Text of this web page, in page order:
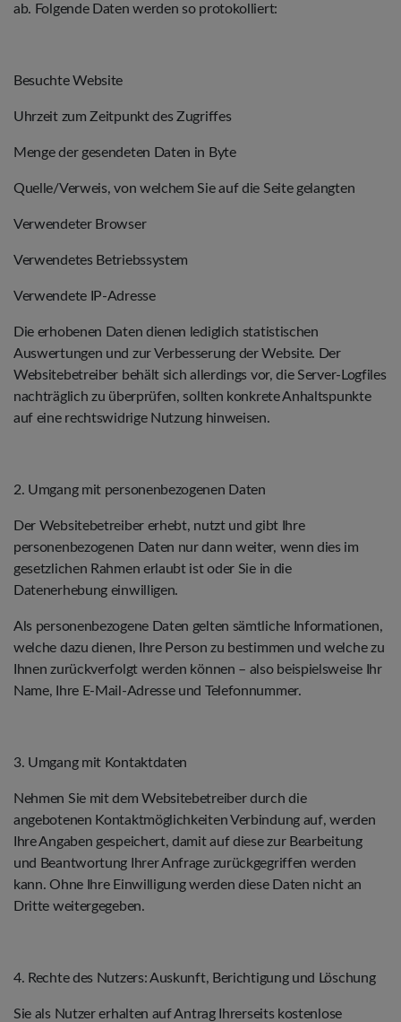
ab. Folgende Daten werden so protokolliert:
Besuchte Website
Uhrzeit zum Zeitpunkt des Zugriffes
Menge der gesendeten Daten in Byte
Quelle/Verweis, von welchem Sie auf die Seite gelangten
Verwendeter Browser
Verwendetes Betriebssystem
Verwendete IP-Adresse
Die erhobenen Daten dienen lediglich statistischen
Auswertungen und zur Verbesserung der Website. Der
Websitebetreiber behält sich allerdings vor, die Server-Logfiles
nachträglich zu überprüfen, sollten konkrete Anhaltspunkte
auf eine rechtswidrige Nutzung hinweisen.
2. Umgang mit personenbezogenen Daten
Der Websitebetreiber erhebt, nutzt und gibt Ihre
personenbezogenen Daten nur dann weiter, wenn dies im
gesetzlichen Rahmen erlaubt ist oder Sie in die
Datenerhebung einwilligen.
Als personenbezogene Daten gelten sämtliche Informationen,
welche dazu dienen, Ihre Person zu bestimmen und welche zu
Ihnen zurückverfolgt werden können – also beispielsweise Ihr
Name, Ihre E-Mail-Adresse und Telefonnummer.
3. Umgang mit Kontaktdaten
Nehmen Sie mit dem Websitebetreiber durch die
angebotenen Kontaktmöglichkeiten Verbindung auf, werden
Ihre Angaben gespeichert, damit auf diese zur Bearbeitung
und Beantwortung Ihrer Anfrage zurückgegriffen werden
kann. Ohne Ihre Einwilligung werden diese Daten nicht an
Dritte weitergegeben.
4. Rechte des Nutzers: Auskunft, Berichtigung und Löschung
Sie als Nutzer erhalten auf Antrag Ihrerseits kostenlose